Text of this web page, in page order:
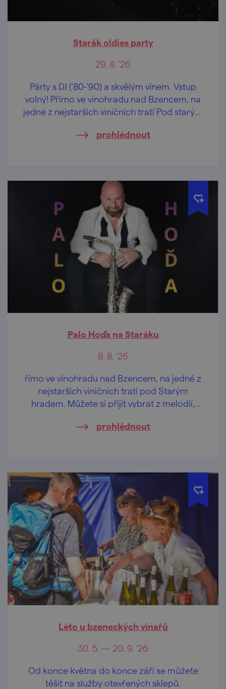
Starák oldies party
29. 8. '26
Párty s DJ ('80-'90) a skvělým vínem. Vstup
volný! Přímo ve vinohradu nad Bzencem, na
jedné z nejstarších viničních tratí Pod starým
prohlédnout
Palo Hoďa na Staráku
8. 8. '26
římo ve vinohradu nad Bzencem, na jedné z
nejstarších viničních tratí pod Starým
hradem. Můžete si přijít vybrat z melodií,
prohlédnout
Léto u bzeneckých vinařů
30. 5. — 20. 9. '26
Od konce května do konce září se můžete
těšit na služby otevřených sklepů.